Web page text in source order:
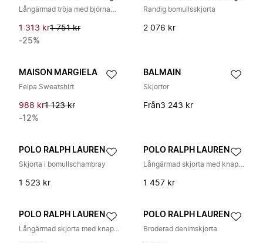
Långärmad tröja med björnapplikation
1 313 kr1 751 kr
-25%
Randig bomullsskjorta
2 076 kr
MAISON MARGIELA
Felpa Sweatshirt
988 kr1 123 kr
-12%
BALMAIN
Skjortor
Från3 243 kr
POLO RALPH LAUREN
Skjorta i bomullschambray
1 523 kr
POLO RALPH LAUREN
Långärmad skjorta med knappslå
1 457 kr
POLO RALPH LAUREN
Långärmad skjorta med knappkrage
POLO RALPH LAUREN
Broderad denimskjorta